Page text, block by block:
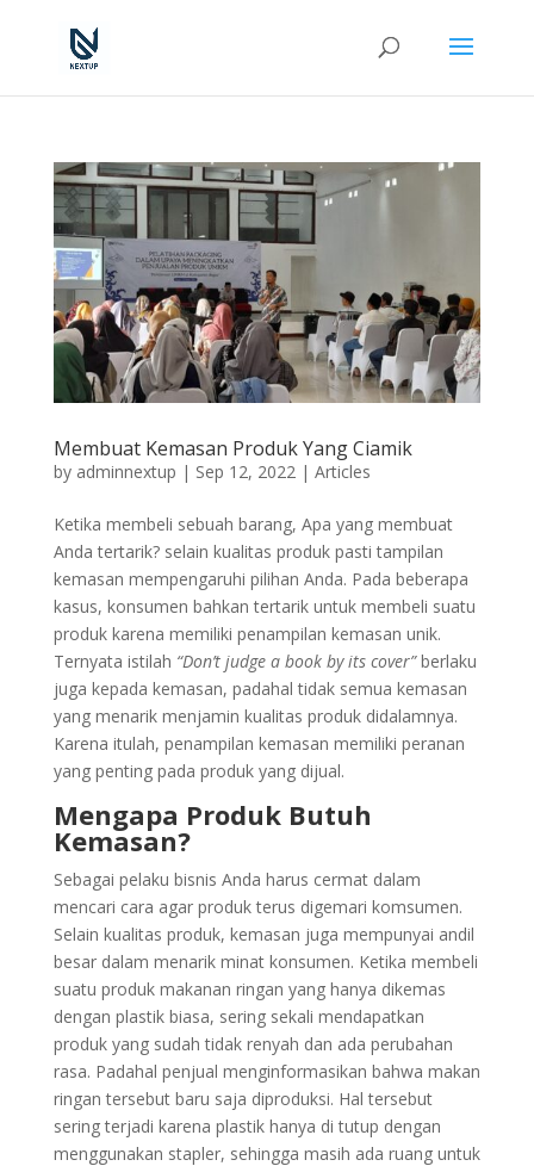
Membuat Kemasan Produk Yang Ciamik
by adminnextup | Sep 12, 2022 | Articles
Ketika membeli sebuah barang, Apa yang membuat
Anda tertarik? selain kualitas produk pasti tampilan
kemasan mempengaruhi pilihan Anda. Pada beberapa
kasus, konsumen bahkan tertarik untuk membeli suatu
produk karena memiliki penampilan kemasan unik.
Ternyata istilah “Don’t judge a book by its cover”berlaku
juga kepada kemasan, padahal tidak semua kemasan
yang menarik menjamin kualitas produk didalamnya.
Karena itulah, penampilan kemasan memiliki peranan
yang penting pada produk yang dijual.
Mengapa Produk Butuh
Kemasan?
Sebagai pelaku bisnis Anda harus cermat dalam
mencari cara agar produk terus digemari komsumen.
Selain kualitas produk, kemasan juga mempunyai andil
besar dalam menarik minat konsumen. Ketika membeli
suatu produk makanan ringan yang hanya dikemas
dengan plastik biasa, sering sekali mendapatkan
produk yang sudah tidak renyah dan ada perubahan
rasa. Padahal penjual menginformasikan bahwa makan
ringan tersebut baru saja diproduksi. Hal tersebut
sering terjadi karena plastik hanya di tutup dengan
menggunakan stapler, sehingga masih ada ruang untuk